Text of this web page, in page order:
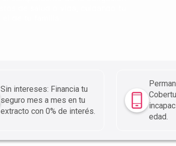
Sin intereses: Financia tu
seguro mes a mes en tu
extracto con 0% de interés.
edad.